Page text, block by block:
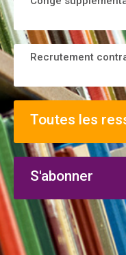
Recrutement
Toutes les
S'abonner